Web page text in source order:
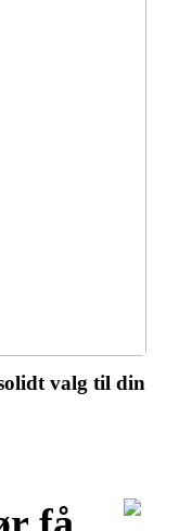
valg til din